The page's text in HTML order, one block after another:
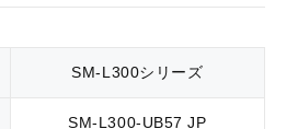
SM-L300シリーズ
SM-L300-UB57 JP